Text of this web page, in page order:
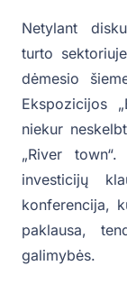
Netylant
turto
dėmesio
Ekspozicijos
niekur
„River
investicijų
konferencija,
paklausa,
galimybės.